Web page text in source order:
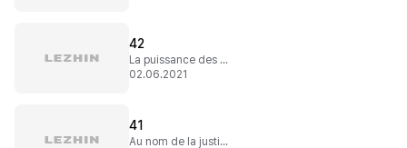
42
La puissance des poils de torse
02.06.2021
41
Au nom de la justice !